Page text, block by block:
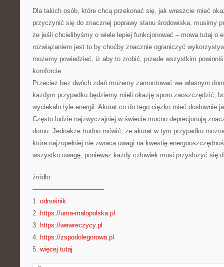
Dla takich osób, które chcą przekonać się, jak wreszcie mieć
przyczynić się do znacznej poprawy stanu środowiska, musimy
że jeśli chcielibyśmy o wiele lepiej funkcjonować – mowa tutaj o
rozwiązaniem jest to by choćby znacznie ograniczyć
możemy powiedzieć, iż aby to zrobić, przede wszystkim
komforcie.
Przecież bez dwóch zdań możemy zamontować we własnym
każdym przypadku będziemy mieli okazję sporo zaoszczędzić,
wyciekało tyle energii. Akurat co do tego ciężko mieć dosłownie
Często ludzie najzwyczajniej w świecie mocno deprecjonują
domu. Jednakże trudno mówić, że akurat w tym przypadku
która najzupełniej nie zwraca uwagi na kwestię
wszystko uwagę, ponieważ każdy człowiek musi przysłużyć się
źródło:
———————————
1. odnośnik
2. https://uma-malopolska.pl
3. https://wewreczycy.pl
4. https://zspodolegorowa.pl
5. więcej tutaj